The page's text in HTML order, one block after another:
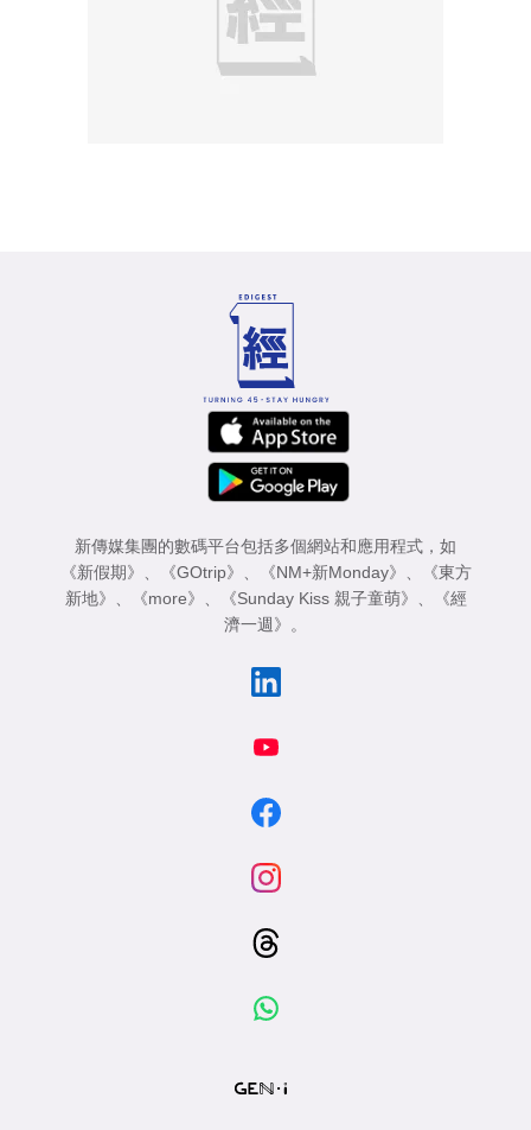
新傳媒集團的數碼平台包括多個網站和應用程式，如
《新假期》 、 《GOtrip》 、 《NM+新Monday》 、
《東方
新地》 、 《more》 、 《Sunday Kiss 親子童萌》 、
《經
濟一週》 。